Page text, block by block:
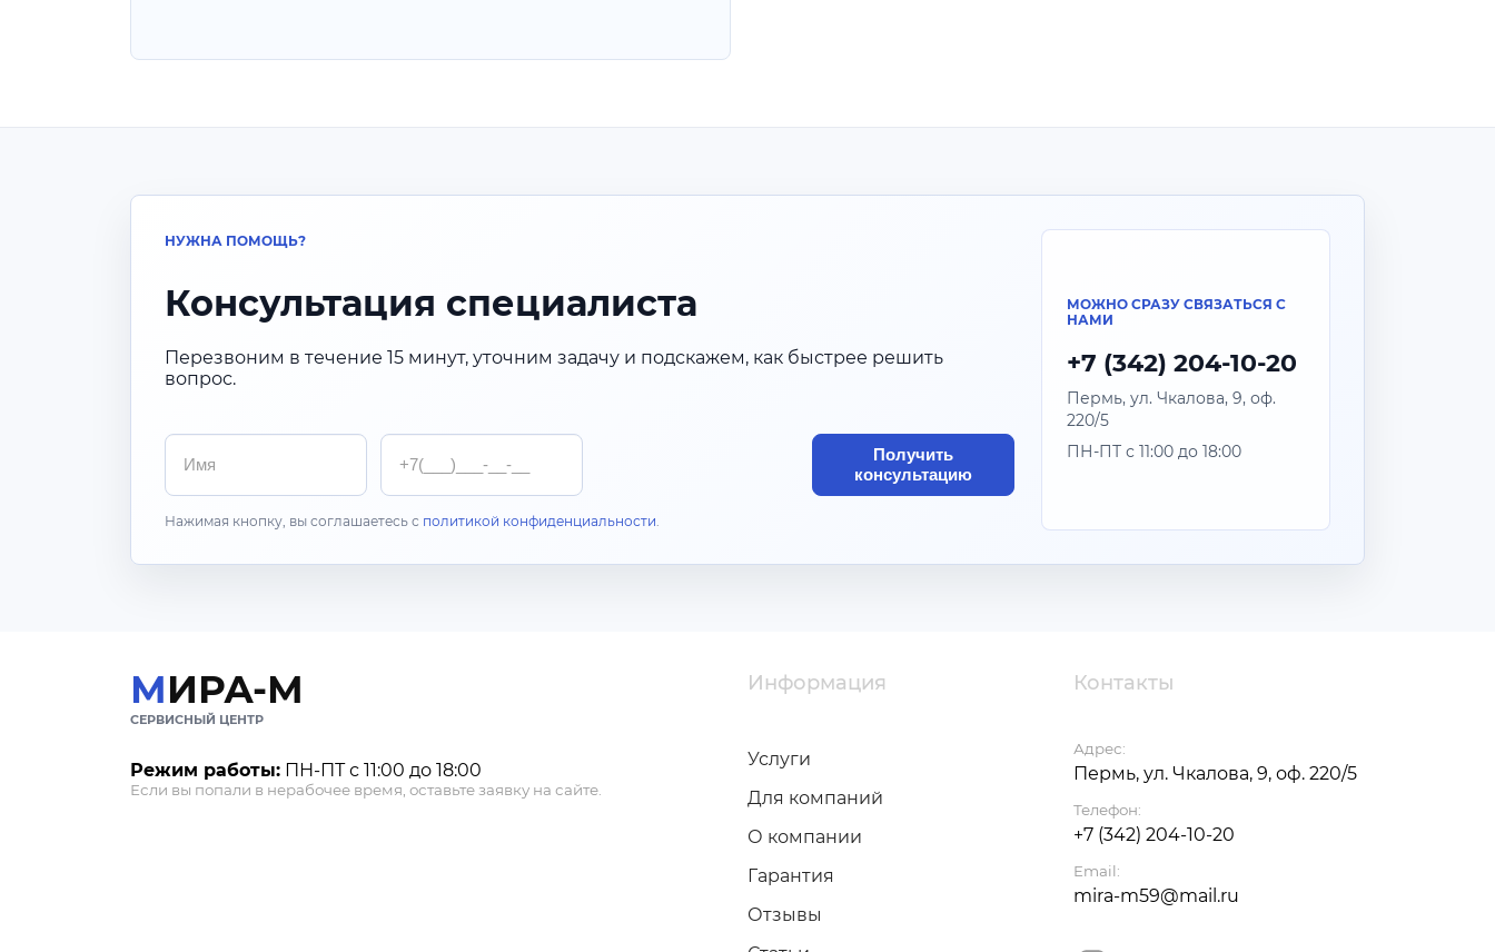
НУЖНА ПОМОЩЬ?
Консультация специалиста
Перезвоним в течение 15 минут, уточним задачу и подскажем, как быстрее решить
вопрос.
Имя Телефон
Получить
консультацию
Нажимая кнопку, вы соглашаетесь с политикой конфиденциальности
МОЖНО СРАЗУ СВЯЗАТЬСЯ С
НАМИ
+7 (342) 204-10-20
Пермь, ул. Чкалова, 9, оф.
220/5
ПН-ПТ с 11:00 до 18:00
МИРА-М
СЕРВИСНЫЙ ЦЕНТР
Режим работы: ПН-ПТ с 11:00 до 18:00
Если вы попали в нерабочее время, оставьте заявку на сайте.
Информация
Услуги
Для компаний
О компании
Гарантия
Отзывы
Контакты
Адрес:
Пермь, ул. Чкалова, 9, оф. 220/5
Телефон:
+7 (342) 204-10-20
Email:
mira-m59@mail.ru